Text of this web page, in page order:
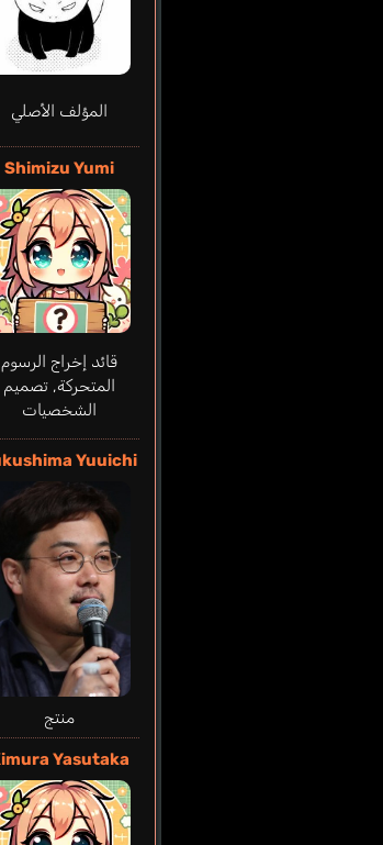
المؤلف الأصلي
Shimizu Yumi
قائد إخراج الرسوم
المتحركة, تصميم
الشخصيات
Yuuichi
منتج
Yasutaka